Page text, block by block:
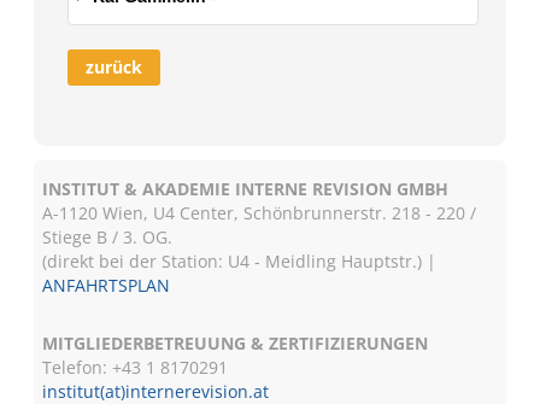
zurück
INSTITUT & AKADEMIE INTERNE REVISION GMBH
A-1120 Wien, U4 Center, Schönbrunnerstr. 218 - 220 /
Stiege B / 3. OG.
(direkt bei der Station: U4 - Meidling Hauptstr.) |
ANFAHRTSPLAN
MITGLIEDERBETREUUNG & ZERTIFIZIERUNGEN
Telefon: +43 1 8170291
institut(at)internerevision.at